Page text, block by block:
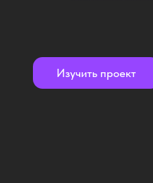
Изучить проект